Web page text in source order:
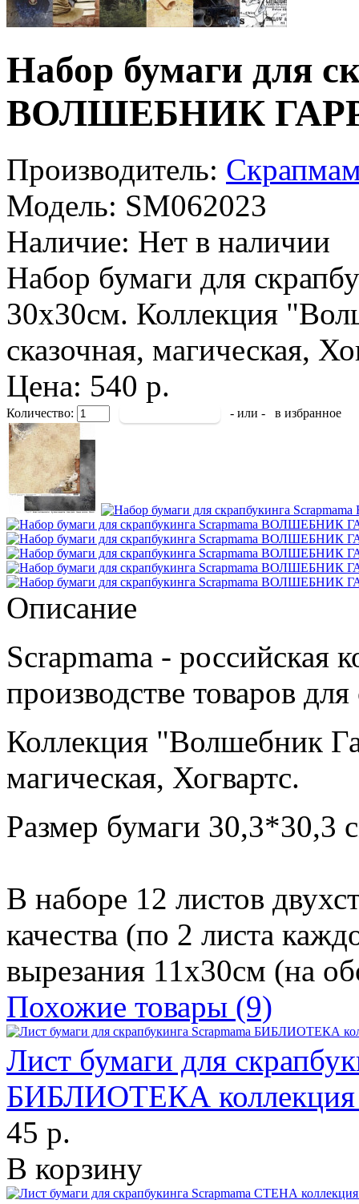
Набор бумаги для
ВОЛШЕБНИК
Производитель:
Модель: SM062023
Наличие: Нет в наличии
Набор бумаги для
30х30см. Коллекция
сказочная, магическая,
Цена: 540 р.
Количество: - или - в избранное
Описание
Scrapmama - российская
производстве товаров
Коллекция "Волшебник
магическая, Хогвартс.
Размер бумаги 30,3*30,3
В наборе 12 листов
качества (по 2 листа
вырезания 11х30см (на
Похожие товары (9)
Лист бумаги для
БИБЛИОТЕКА коллекция
45 р.
В корзину